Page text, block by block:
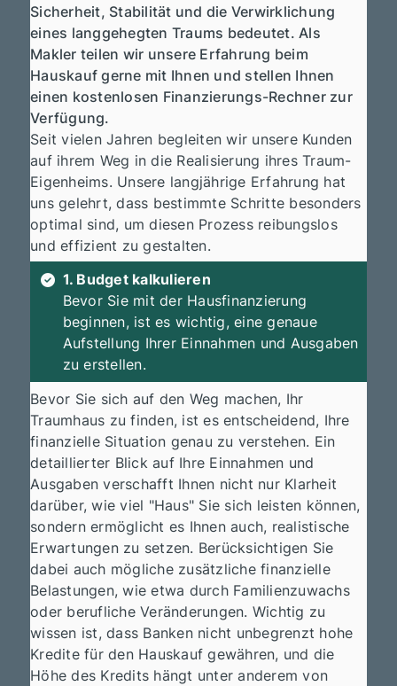
Sicherheit, Stabilität und die Verwirklichung
eines langgehegten Traums bedeutet. Als
Makler teilen wir unsere Erfahrung beim
Hauskauf gerne mit Ihnen und stellen Ihnen
einen kostenlosen Finanzierungs-Rechner zur
Verfügung.
Seit vielen Jahren begleiten wir unsere Kunden
auf ihrem Weg in die Realisierung ihres Traum-
Eigenheims. Unsere langjährige Erfahrung hat
uns gelehrt, dass bestimmte Schritte besonders
optimal sind, um diesen Prozess reibungslos
und effizient zu gestalten.
1. Budget kalkulieren
Bevor Sie mit der Hausfinanzierung
beginnen, ist es wichtig, eine genaue
Aufstellung Ihrer Einnahmen und Ausgaben
zu erstellen.
Bevor Sie sich auf den Weg machen, Ihr
Traumhaus zu finden, ist es entscheidend, Ihre
finanzielle Situation genau zu verstehen. Ein
detaillierter Blick auf Ihre Einnahmen und
Ausgaben verschafft Ihnen nicht nur Klarheit
darüber, wie viel "Haus" Sie sich leisten können,
sondern ermöglicht es Ihnen auch, realistische
Erwartungen zu setzen. Berücksichtigen Sie
dabei auch mögliche zusätzliche finanzielle
Belastungen, wie etwa durch Familienzuwachs
oder berufliche Veränderungen. Wichtig zu
wissen ist, dass Banken nicht unbegrenzt hohe
Kredite für den Hauskauf gewähren, und die
Höhe des Kredits hängt unter anderem von